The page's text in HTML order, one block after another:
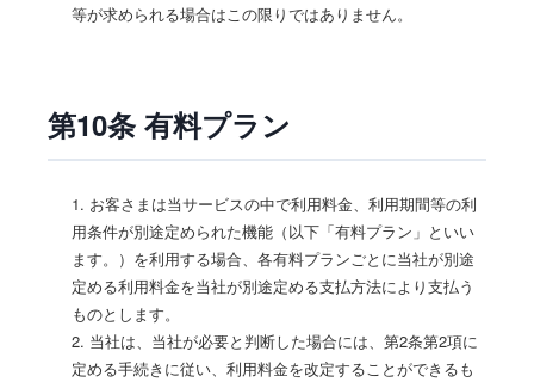
等が求められる場合はこの限りではありません。
第10条 有料プラン
1. お客さまは当サービスの中で利用料金、利用期間等の利
用条件が別途定められた機能（以下「有料プラン」といい
ます。）を利用する場合、各有料プランごとに当社が別途
定める利用料金を当社が別途定める支払方法により支払う
ものとします。
2. 当社は、当社が必要と判断した場合には、第2条第2項に
定める手続きに従い、利用料金を改定することができるも